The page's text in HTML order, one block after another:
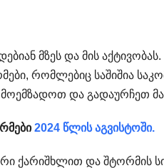
მზეს და მის
რომლებიც საშიშია
მოემზადოთ და გადაურჩეთ
2024 წლის აგვისტოში.
ქარიშხლით და შტორმის